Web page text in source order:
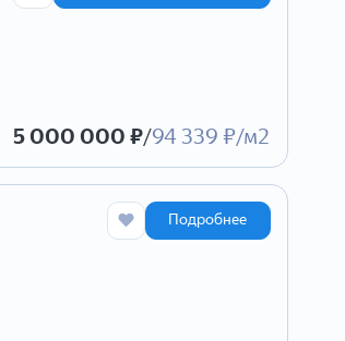
5 000 000 ₽/94 339 ₽/м2
Подробнее